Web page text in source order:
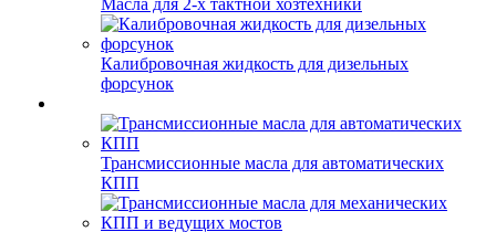
Масла для 2-х тактной хозтехники
Калибровочная жидкость для дизельных
форсунок
Трансмиссионные масла для автоматических
КПП